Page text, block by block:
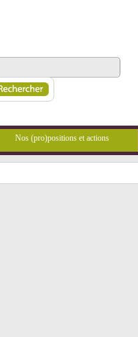
Nos (pro)positions et actions